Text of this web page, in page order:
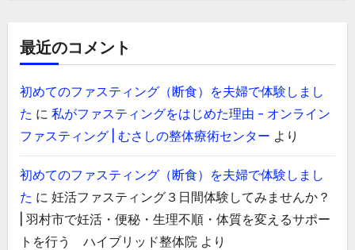
最近のコメント
初めてのファスティング（断食）を夫婦で体験しまし
た に 私がファスティングをはじめた理由 - オンライン
ファスティング | むさしの整体療術センター より
初めてのファスティング（断食）を夫婦で体験しまし
た に 妊活ファスティング３日間体験してみませんか？
| 羽村市で妊活・便秘・生理不順・体質を変えるサポー
トを行う ハイブリッド整体院より